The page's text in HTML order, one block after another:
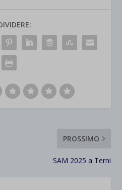
PROSSIMO
SAM 2025 a Terni